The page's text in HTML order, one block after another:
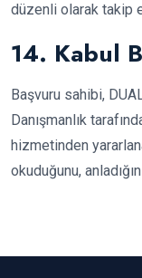
düzenli olarak takip
14. Kabul
Başvuru sahibi,
Danışmanlık
hizmetinden
okuduğunu,